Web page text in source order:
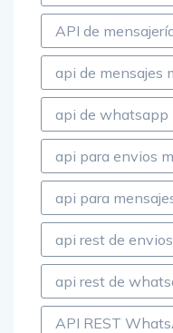
API de
api de mensajes
api de whatsapp
api para envios
api para
api rest de envios
api rest de
API REST